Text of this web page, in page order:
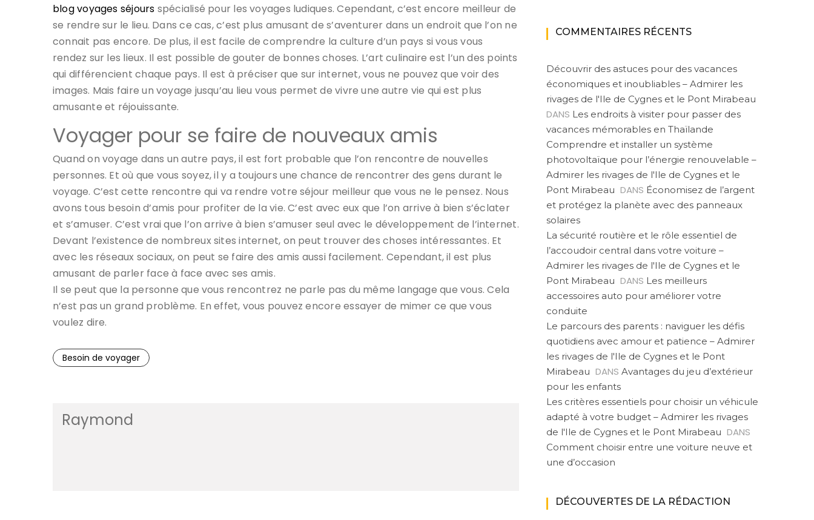
blog voyages séjours spécialisé pour les voyages ludiques. Cependant, c’est encore meilleur de
se rendre sur le lieu. Dans ce cas, c’est plus amusant de s’aventurer dans un endroit que l’on ne
connait pas encore. De plus, il est facile de comprendre la culture d’un pays si vous vous
rendez sur les lieux. Il est possible de gouter de bonnes choses. L’art culinaire est l’un des points
qui différencient chaque pays. Il est à préciser que sur internet, vous ne pouvez que voir des
images. Mais faire un voyage jusqu’au lieu vous permet de vivre une autre vie qui est plus
amusante et réjouissante.
Voyager pour se faire de nouveaux amis
Quand on voyage dans un autre pays, il est fort probable que l’on rencontre de nouvelles
personnes. Et où que vous soyez, il y a toujours une chance de rencontrer des gens durant le
voyage. C’est cette rencontre qui va rendre votre séjour meilleur que vous ne le pensez. Nous
avons tous besoin d’amis pour profiter de la vie. C’est avec eux que l’on arrive à bien s’éclater
et s’amuser. C’est vrai que l’on arrive à bien s’amuser seul avec le développement de l’internet.
Devant l’existence de nombreux sites internet, on peut trouver des choses intéressantes. Et
avec les réseaux sociaux, on peut se faire des amis aussi facilement. Cependant, il est plus
amusant de parler face à face avec ses amis.
Il se peut que la personne que vous rencontrez ne parle pas du même langage que vous. Cela
n’est pas un grand problème. En effet, vous pouvez encore essayer de mimer ce que vous
voulez dire.
Besoin de voyager
Raymond
COMMENTAIRES RÉCENTS
Découvrir des astuces pour des vacances
économiques et inoubliables – Admirer les
rivages de l'Ile de Cygnes et le Pont Mirabeau
DANS Les endroits à visiter pour passer des
vacances mémorables en Thaïlande
Comprendre et installer un système
photovoltaïque pour l’énergie renouvelable –
Admirer les rivages de l'Ile de Cygnes et le
Pont Mirabeau DANS Économisez de l’argent
et protégez la planète avec des panneaux
solaires
La sécurité routière et le rôle essentiel de
l’accoudoir central dans votre voiture –
Admirer les rivages de l'Ile de Cygnes et le
Pont Mirabeau DANS Les meilleurs
accessoires auto pour améliorer votre
conduite
Le parcours des parents : naviguer les défis
quotidiens avec amour et patience – Admirer
les rivages de l'Ile de Cygnes et le Pont
Mirabeau DANS Avantages du jeu d’extérieur
pour les enfants
Les critères essentiels pour choisir un véhicule
adapté à votre budget – Admirer les rivages
de l'Ile de Cygnes et le Pont Mirabeau DANS
Comment choisir entre une voiture neuve et
une d’occasion
DÉCOUVERTES DE LA RÉDACTION